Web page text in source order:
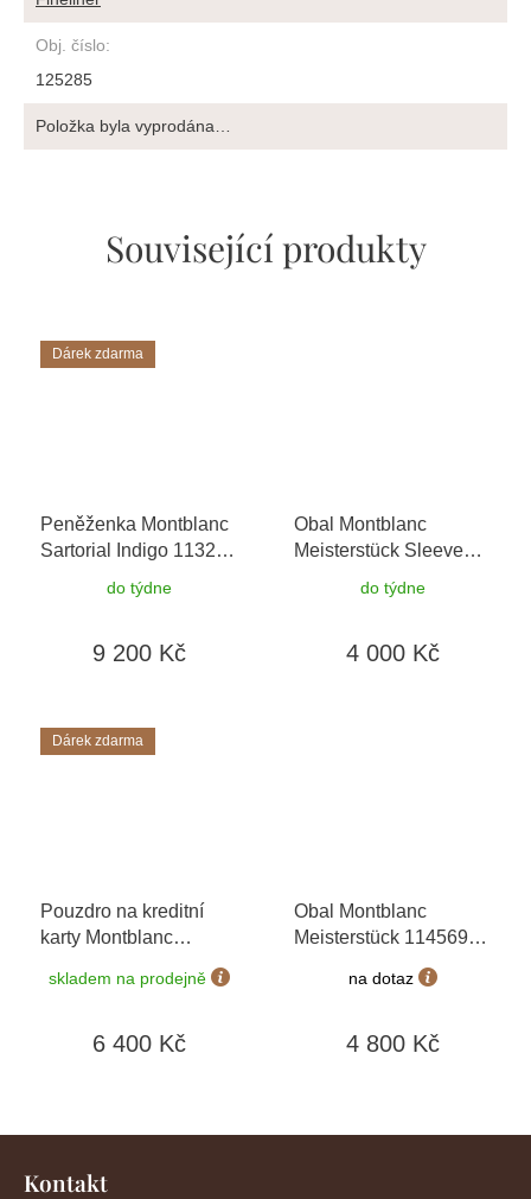
Související produkty
Dárek zdarma
Peněženka Montblanc
Sartorial Indigo 113213
90 dní + toaletní voda
520Kč
do týdne
9 200 Kč
Obal Montblanc
Meisterstück Sleeve
možnost výměny do 90
do týdne
4 000 Kč
Dárek zdarma
Pouzdro na kreditní
karty Montblanc
možnost výměny do 90
hodnotě 500Kč
skladem na prodejně
6 400 Kč
Obal Montblanc
Meisterstück 114569
na dotaz
4 800 Kč
Obj. číslo:
125285
Položka byla vyprodána…
Z
Kontakt